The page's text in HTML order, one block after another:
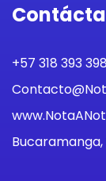
+57 318 393